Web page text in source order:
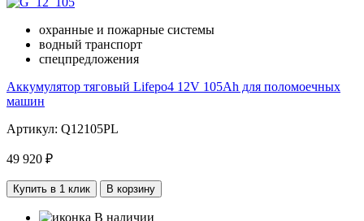
охранные и пожарные системы
водный транспорт
спецпредложения
Аккумулятор тяговый Lifepo4 12V 105Ah для поломоечных
машин
Артикул: Q12105PL
49 920 ₽
Купить в 1 клик В корзину
В наличии